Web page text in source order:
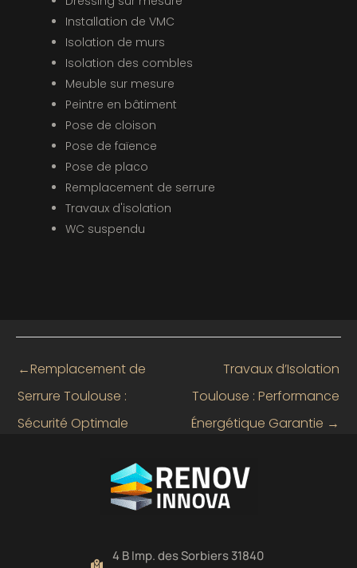
Installation de VMC
Isolation de murs
Isolation des combles
Meuble sur mesure
Peintre en bâtiment
Pose de cloison
Pose de faïence
Pose de placo
Remplacement de serrure
Travaux d'isolation
WC suspendu
←Remplacement de
Serrure Toulouse :
Sécurité Optimale
Travaux d’Isolation
Toulouse : Performance
Énergétique Garantie →
4 B Imp. des Sorbiers 31840